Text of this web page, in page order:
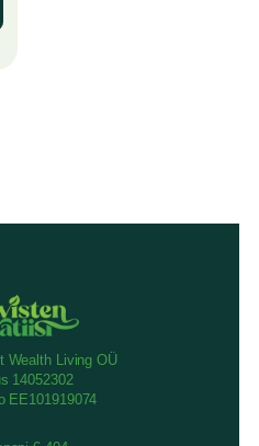
Wealth Living OÜ
14052302
EE101919074